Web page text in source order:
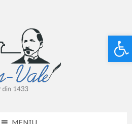
Deschide bara de unelte